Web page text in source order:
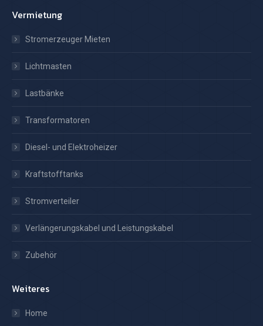
Vermietung
Stromerzeuger Mieten
Lichtmasten
Lastbänke
Transformatoren
Diesel- und Elektroheizer
Kraftstofftanks
Stromverteiler
Verlängerungskabel und Leistungskabel
Zubehör
Weiteres
Home